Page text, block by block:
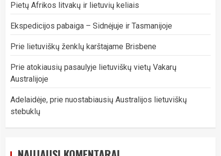
Pietų Afrikos litvakų ir lietuvių keliais
Ekspedicijos pabaiga – Sidnėjuje ir Tasmanijoje
Prie lietuviškų ženklų karštajame Brisbene
Prie atokiausių pasaulyje lietuviškų vietų Vakarų
Australijoje
Adelaidėje, prie nuostabiausių Australijos lietuviškų
stebuklų